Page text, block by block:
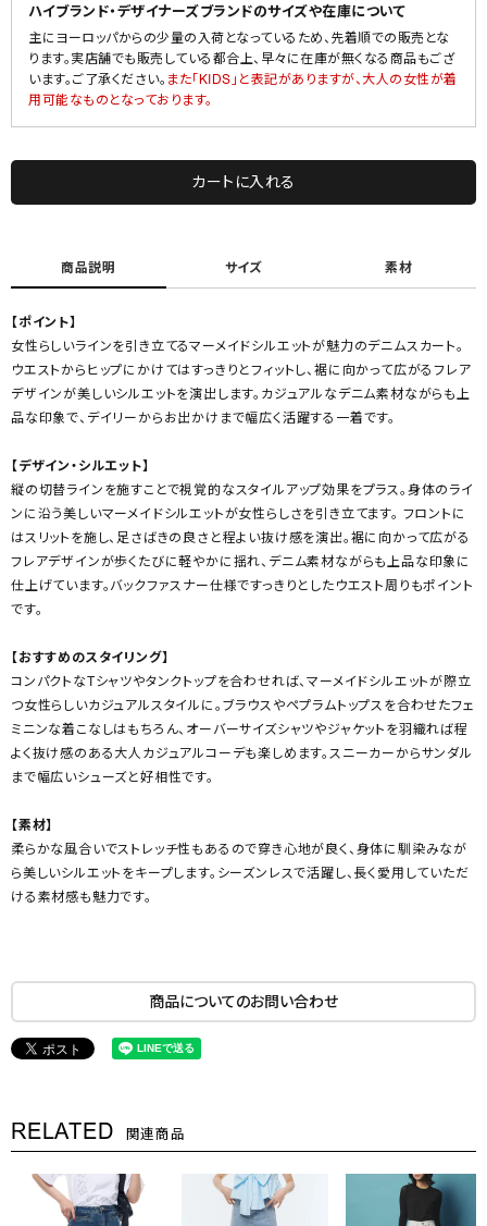
ハイブランド・デザイナーズブランドのサイズや在庫について
主にヨーロッパからの少量の入荷となっているため、先着順での販売とな
ります。実店舗でも販売している都合上、早々に在庫が無くなる商品もござ
います。ご了承ください。 また「KIDS」と表記がありますが、大人の女性が着
用可能なものとなっております。
カートに入れる
商品説明 サイズ 素材
【ポイント】
女性らしいラインを引き立てるマーメイドシルエットが魅力のデニムスカート。
ウエストからヒップにかけてはすっきりとフィットし、裾に向かって広がるフレア
デザインが美しいシルエットを演出します。カジュアルなデニム素材ながらも上
品な印象で、デイリーからお出かけまで幅広く活躍する一着です。
【デザイン・シルエット】
縦の切替ラインを施すことで視覚的なスタイルアップ効果をプラス。身体のライ
ンに沿う美しいマーメイドシルエットが女性らしさを引き立てます。 フロントに
はスリットを施し、足さばきの良さと程よい抜け感を演出。裾に向かって広がる
フレアデザインが歩くたびに軽やかに揺れ、デニム素材ながらも上品な印象に
仕上げています。バックファスナー仕様ですっきりとしたウエスト周りもポイント
です。
【おすすめのスタイリング】
コンパクトなTシャツやタンクトップを合わせれば、マーメイドシルエットが際立
つ女性らしいカジュアルスタイルに。ブラウスやペプラムトップスを合わせたフェ
ミニンな着こなしはもちろん、オーバーサイズシャツやジャケットを羽織れば程
よく抜け感のある大人カジュアルコーデも楽しめます。スニーカーからサンダル
まで幅広いシューズと好相性です。
【素材】
柔らかな風合いでストレッチ性もあるので穿き心地が良く、身体に馴染みなが
ら美しいシルエットをキープします。シーズンレスで活躍し、長く愛用していただ
ける素材感も魅力です。
商品についてのお問い合わせ
RELATED 関連商品